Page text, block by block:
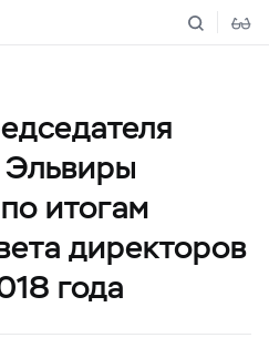
итогам
директоров
года